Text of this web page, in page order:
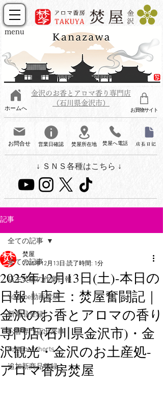
menu
ホームへ
焚屋所在地
営業日確認
お問合せ 焚屋へ電話
お買物サイト
↓ ＳＮＳ各種はこちら ↓
金沢のお香とアロマ香り専門店
（石川県金沢市）
店長日記
記事
全ての記事
店主焚屋の作業日報
Youtube動画投稿
新商品登録
お香専門店出来事
Youtube#shorts
追加新商品登録
全ての記事
2025年12月13日(土)-本日の
日報｜店主：焚屋奮闘記｜
金沢のお香とアロマの香り
専門店(石川県金沢市)・金
沢観光・金沢のお土産処-
アロマ香房焚屋
焚屋
2025年12月13日 読了時間: 1分